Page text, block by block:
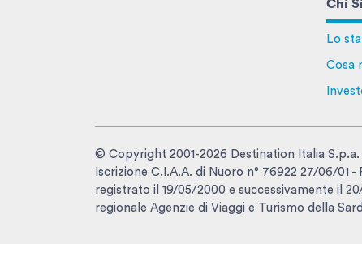
Chi
Lo
Cosa
© Copyright 2001-2026 Destination Italia S.p.a.
Iscrizione C.I.A.A. di Nuoro n° 76922 27/06/01
registrato il 19/05/2000 e successivamente il
regionale Agenzie di Viaggi e Turismo della